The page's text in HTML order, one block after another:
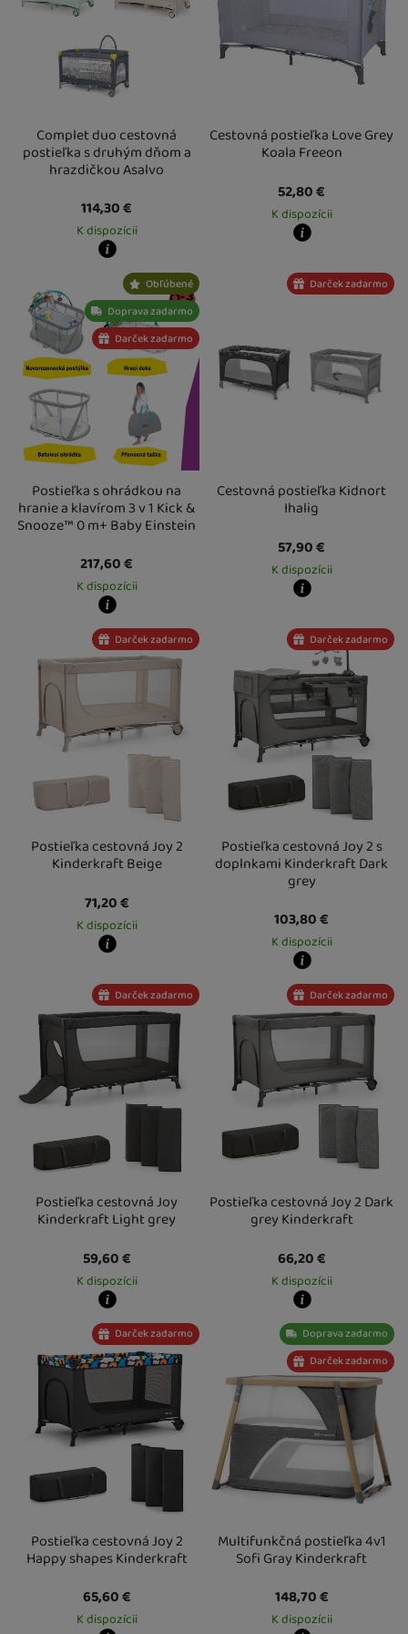
Complet duo cestovná
postieľka s druhým dňom a
hrazdičkou Asalvo
114,30€
K dispozícii
Kdy zboží dostanete?
Osobný odber vo výdajnom mieste
U Vás doma17. 8.
Cestovná postieľka Love Grey
Koala Freeon
52,80€
K dispozícii
Osobný odber vo výdajnom mieste
14. 8.
Obľúbené
Doprava zadarmo
Darček zadarmo
Postieľka s ohrádkou na
hranie a klavírom 3 v 1 Kick &
Snooze™ 0 m+ Baby Einstein
217,60€
K dispozícii
Kdy zboží dostanete?
Osobný odber vo výdajnom mieste
U Vás doma14. 8.
Darček zadarmo
Cestovná postieľka Kidnort
Ihalig
57,90€
K dispozícii
Osobný odber vo výdajnom mieste
14. 8.
Darček zadarmo
Postieľka cestovná Joy 2
Kinderkraft Beige
71,20€
K dispozícii
Osobný odber vo výdajnom mieste
20. 8.
Darček zadarmo
Postieľka cestovná Joy 2 s
doplnkami Kinderkraft Dark
grey
103,80€
K dispozícii
Kdy zboží dostanete?
Osobný odber vo výdajnom mieste
U Vás doma14. 8.
Darček zadarmo
Postieľka cestovná Joy
Kinderkraft Light grey
59,60€
K dispozícii
Kdy zboží dostanete?
Osobný odber vo výdajnom mieste
U Vás doma14. 8.
Darček zadarmo
Postieľka cestovná Joy 2 Dark
grey Kinderkraft
66,20€
K dispozícii
Kdy zboží dostanete?
Osobný odber vo výdajnom mieste
14. 8.
Darček zadarmo
Postieľka cestovná Joy 2
Happy shapes Kinderkraft
65,60€
K dispozícii
Doprava zadarmo
Darček zadarmo
Multifunkčná postieľka 4v1
Sofi Gray Kinderkraft
148,70€
K dispozícii